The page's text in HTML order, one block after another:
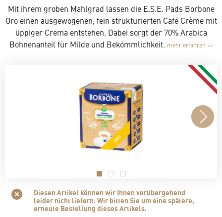
Mit ihrem groben Mahlgrad lassen die E.S.E. Pads Borbone
Oro einen ausgewogenen, fein strukturierten Café Crème mit
üppiger Crema entstehen. Dabei sorgt der 70% Arabica
Bohnenanteil für Milde und Bekömmlichkeit. mehr erfahren >>
. .
.
Diesen Artikel können wir Ihnen vorübergehend
leider nicht liefern. Wir bitten Sie um eine spätere,
erneute Bestellung dieses Artikels.